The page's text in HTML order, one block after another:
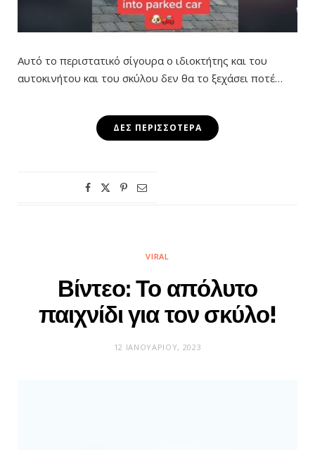
Αυτό το περιστατικό σίγουρα ο ιδιοκτήτης και του
αυτοκινήτου και του σκύλου δεν θα το ξεχάσει ποτέ…
ΔΕΣ ΠΕΡΙΣΣΌΤΕΡΑ
VIRAL
Βίντεο: Το απόλυτο
παιχνίδι για τον σκύλο!
12 ΙΑΝΟΥΑΡΊΟΥ, 2023